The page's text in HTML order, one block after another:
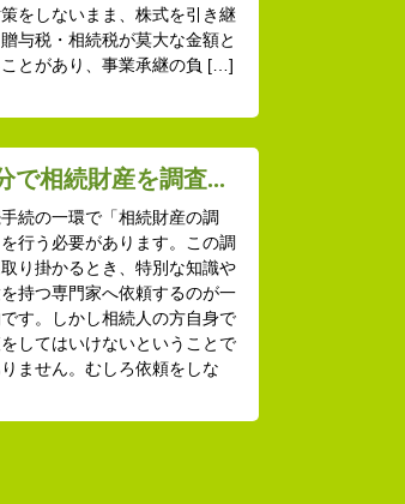
をしないまま、株式を引き継
贈与税・相続税が莫大な金額と
とがあり、事業承継の負 […]
で相続財産を調査...
続の一環で「相続財産の調
行う必要があります。この調
り掛かるとき、特別な知識や
持つ専門家へ依頼するのが一
す。しかし相続人の方自身で
してはいけないということで
ません。むしろ依頼をしな